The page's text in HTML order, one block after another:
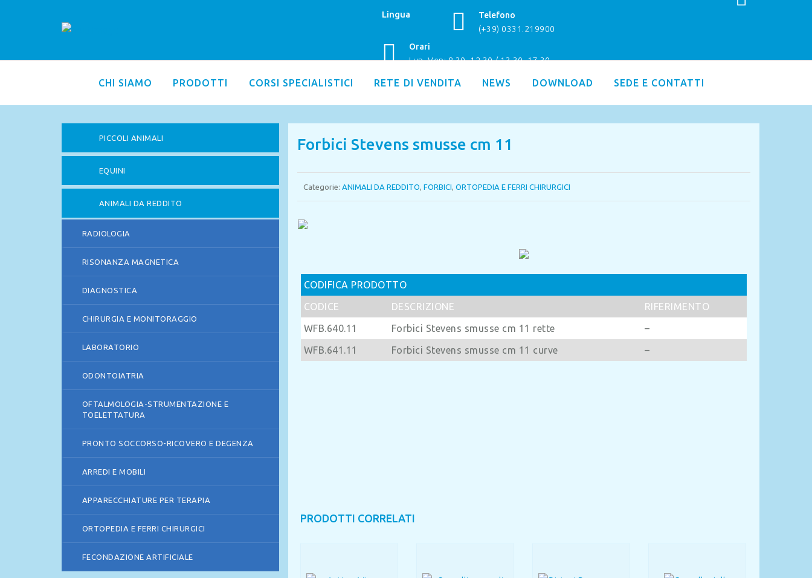
Lingua
Telefono
(+39) 0331.219900
Orari
Lun–Ven: 8.30–12.30 / 13.30–17.30
CHI SIAMO PRODOTTI CORSI SPECIALISTICI RETE DI VENDITA NEWS DOWNLOAD SEDE E CONTATTI
PICCOLI ANIMALI
EQUINI
ANIMALI DA REDDITO
RADIOLOGIA
RISONANZA MAGNETICA
DIAGNOSTICA
CHIRURGIA E MONITORAGGIO
LABORATORIO
ODONTOIATRIA
OFTALMOLOGIA-STRUMENTAZIONE E
TOELETTATURA
PRONTO SOCCORSO-RICOVERO E DEGENZA
ARREDI E MOBILI
APPARECCHIATURE PER TERAPIA
ORTOPEDIA E FERRI CHIRURGICI
FECONDAZIONE ARTIFICIALE
Forbici Stevens smusse cm 11
Categorie: ANIMALI DA REDDITO FORBICI ORTOPEDIA E FERRI CHIRURGICI
CODIFICA PRODOTTO
CODICE
DESCRIZIONE
RIFERIMENTO
WFB.640.11
Forbici Stevens smusse cm 11 rette
–
WFB.641.11
Forbici Stevens smusse cm 11 curve –
PRODOTTI CORRELATI